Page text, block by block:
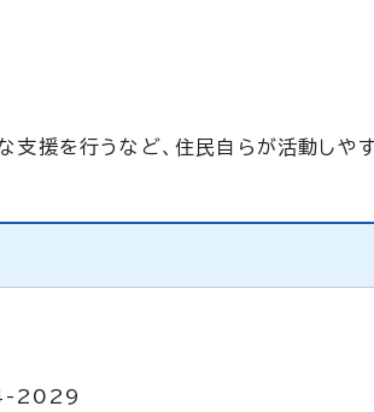
支援を行うなど、住民自らが活動しや
2029